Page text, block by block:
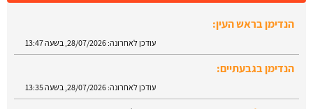
הנדימן בגבעתיים:
מתקין טלוויזיה בנתניה:מצאו מתקין טלויזיות בנתניה.